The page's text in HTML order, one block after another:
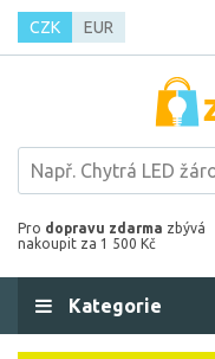
CZK EUR
Pro dopravu zdarma zbývá
nakoupit za 1 500 Kč
Kategorie